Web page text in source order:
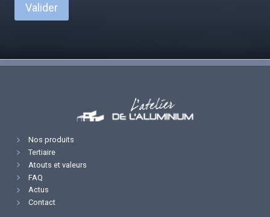
Valider
Nos produits
Tertiaire
Atouts et valeurs
FAQ
Actus
Contact